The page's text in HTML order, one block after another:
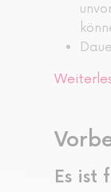
Es ist